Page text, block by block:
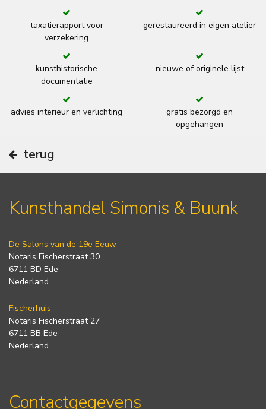
taxatierapport voor
verzekering
gerestaureerd in eigen atelier
kunsthistorische
documentatie
nieuwe of originele lijst
advies interieur en verlichting
gratis bezorgd en
opgehangen
terug
Kunsthandel Simonis & Buunk
De Salons van de 19e Eeuw
Notaris Fischerstraat 30
6711 BD Ede
Nederland
Fischerhuis
Notaris Fischerstraat 27
6711 BB Ede
Nederland
Contactgegevens